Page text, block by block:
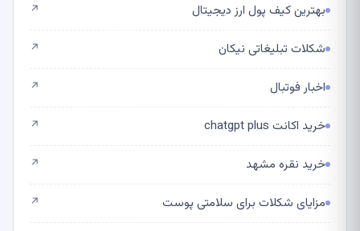
بهترین کیف پول ارز دیجیتال ↗
شکلات تبلیغاتی نیکان ↗
اخبار فوتبال ↗
خرید اکانت chatgpt plus ↗
خرید نقره مشهد ↗
مزایای شکلات برای سلامتی پوست ↗